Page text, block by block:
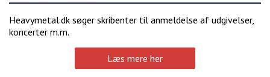
Heavymetal.dk søger skribenter til anmeldelse af udgivelser,
koncerter m.m.
Læs mere her